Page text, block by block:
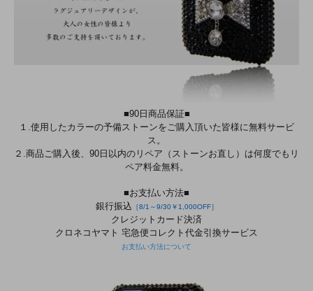
■90日商品保証■
１.使用したカラーの予備ストーンをご購入頂いた皆様に無料サービ
ス。
２.商品ご購入後、90日以内のリペア（ストーンお直し）は何度でもリ
ペア料金無料。
■お支払い方法■
銀行振込 ［8/1～9/30￥1,000OFF］
クレジットカード決済
クロネコヤマト 宅急便コレクト代金引換サービス
お支払い方法について